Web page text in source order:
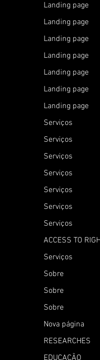
Landing page
Landing page
Landing page
Landing page
Landing page
Landing page
Landing page
Serviços
Serviços
Serviços
Serviços
Serviços
Serviços
Serviços
ACCESS TO
Serviços
Sobre
Sobre
Sobre
Nova página
RESEARCHES
EDUCAÇÃO